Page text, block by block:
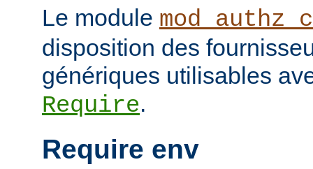
Le module
disposition des
génériques utilisables
Require.
Require env